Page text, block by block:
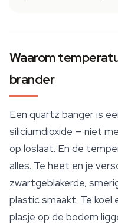
Waarom
brander
Een quartz banger is
siliciumdioxide — niet
op loslaat. En de
alles. Te heet en je
zwartgeblakerde,
plastic smaakt. Te koel
plasje op de bodem